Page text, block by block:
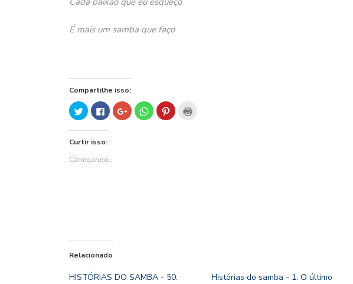
É mais um samba que faço
Compartilhe isso:
Clique
para
compartilhar
no
em
janela)
Clique
para
compartilhar
no
em
janela)
Compartilhe
no
Google+
Clique
para
compartilhar
Clique
para
Curtir isso:
Carregando...
Relacionado
HISTÓRIAS DO SAMBA - 50.
Histórias do samba - 1. O último